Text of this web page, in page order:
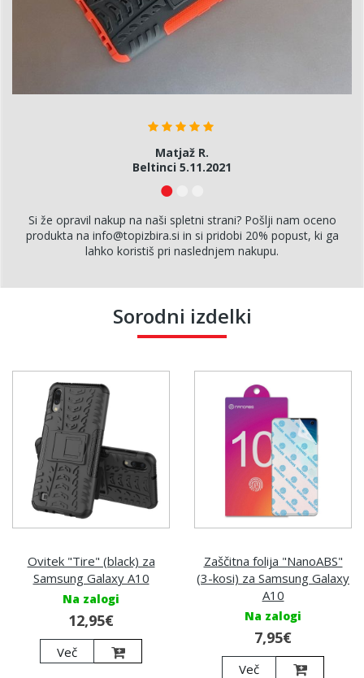
Si že opravil nakup na naši spletni strani? Pošlji nam oceno
produkta na info@topizbira.si in si pridobi 20% popust, ki ga
lahko koristiš pri naslednjem nakupu.
Sorodni izdelki
Ovitek "Tire" (black) za
Samsung Galaxy A10
Na zalogi
12,95€
Več
Zaščitna folija "NanoABS"
(3-kosi) za Samsung Galaxy
A10
Na zalogi
7,95€
Več